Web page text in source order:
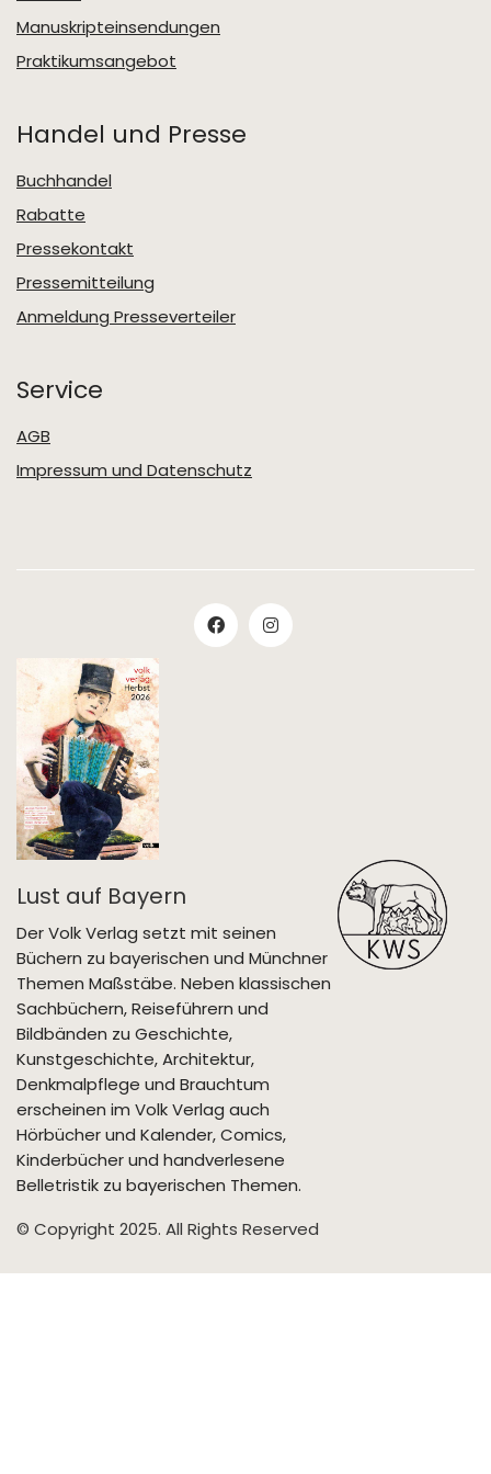
Manuskripteinsendungen
Praktikumsangebot
Handel und Presse
Buchhandel
Rabatte
Pressekontakt
Pressemitteilung
Anmeldung Presseverteiler
Service
AGB
Impressum und Datenschutz
Lust auf Bayern
Der Volk Verlag setzt mit seinen
Büchern zu bayerischen und Münchner
Themen Maßstäbe. Neben klassischen
Sachbüchern, Reiseführern und
Bildbänden zu Geschichte,
Kunstgeschichte, Architektur,
Denkmalpflege und Brauchtum
erscheinen im Volk Verlag auch
Hörbücher und Kalender, Comics,
Kinderbücher und handverlesene
Belletristik zu bayerischen Themen.
© Copyright 2025. All Rights Reserved